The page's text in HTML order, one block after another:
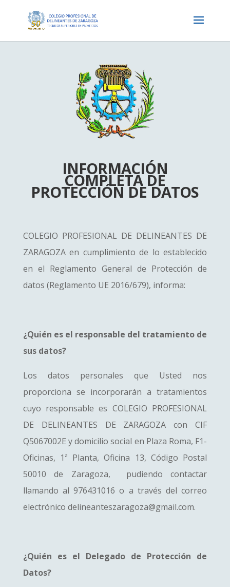
INFORMACIÓN
COMPLETA DE
PROTECCIÓN DE DATOS
COLEGIO PROFESIONAL DE DELINEANTES DE
ZARAGOZA en cumplimiento de lo establecido
en el Reglamento General de Protección de
datos (Reglamento UE 2016/679), informa:
¿Quién es el responsable del tratamiento de
sus datos?
Los datos personales que Usted nos
proporciona se incorporarán a tratamientos
cuyo responsable es COLEGIO PROFESIONAL
DE DELINEANTES DE ZARAGOZA con CIF
Q5067002E y domicilio social en Plaza Roma, F1-
Oficinas, 1ª Planta, Oficina 13, Código Postal
50010 de Zaragoza, pudiendo contactar
llamando al 976431016 o a través del correo
electrónico delineanteszaragoza@gmail.com.
¿Quién es el Delegado de Protección de
Datos?